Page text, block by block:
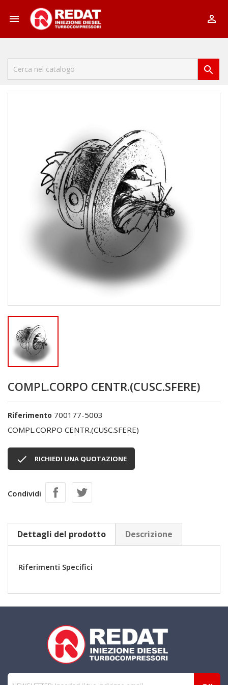
 

COMPL.CORPO CENTR.(CUSC.SFERE)
Riferimento 700177-5003
COMPL.CORPO CENTR.(CUSC.SFERE)
 RICHIEDI UNA QUOTAZIONE
Condividi
Dettagli del prodotto Descrizione
Riferimenti Specifici